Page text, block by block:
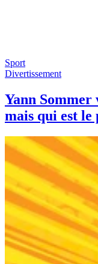
Sport
Divertissement
Yann Sommer
mais qui est le